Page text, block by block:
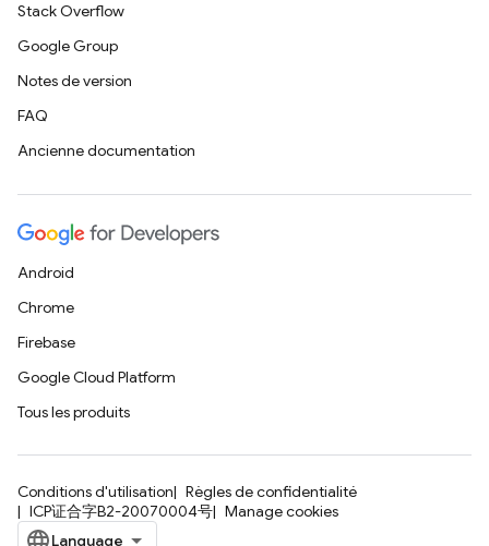
Stack Overflow
Google Group
Notes de version
FAQ
Ancienne documentation
Android
Chrome
Firebase
Google Cloud Platform
Tous les produits
Conditions d'utilisation
Règles de confidentialité
ICP证合字B2-20070004号
Manage cookies